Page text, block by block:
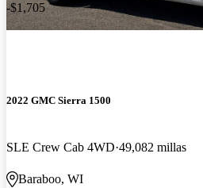
-$1,705
2022 GMC Sierra 1500
SLE Crew Cab 4WD 49,082 millas
Baraboo, WI